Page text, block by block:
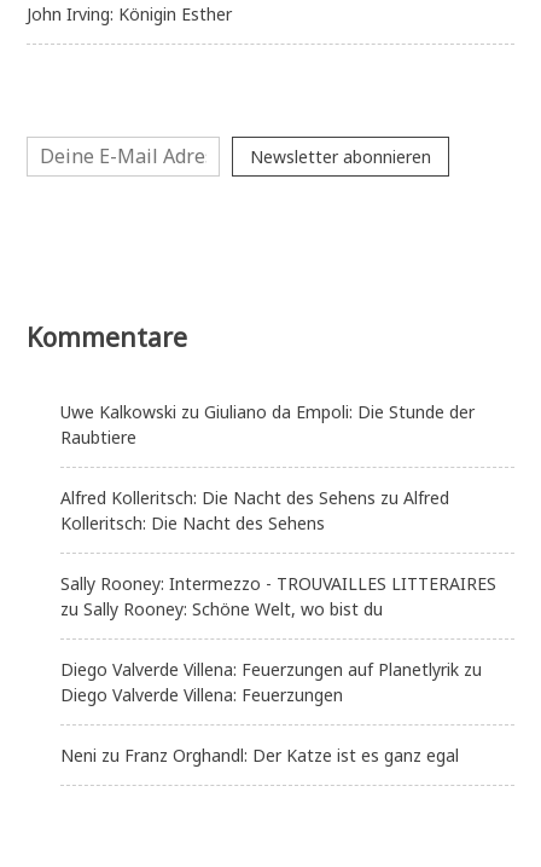
John Irving: Königin Esther
Newsletter abonnieren
Kommentare
Uwe Kalkowski zuGiuliano da Empoli: Die Stunde der
Raubtiere
Alfred Kolleritsch: Die Nacht des Sehens zuAlfred
Kolleritsch: Die Nacht des Sehens
Sally Rooney: Intermezzo - TROUVAILLES LITTERAIRES
zuSally Rooney: Schöne Welt, wo bist du
Diego Valverde Villena: Feuerzungen auf Planetlyrik zu
Diego Valverde Villena: Feuerzungen
Neni zu Franz Orghandl: Der Katze ist es ganz egal